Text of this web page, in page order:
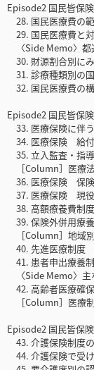
Episode2 国民皆保
28. 国民医療費の
29. 国民医療費と
〈Side Memo〉都
30. 財源割合別に
31. 診療種類別の
32. 国民医療費の
Episode2 国民皆保
33. 医療保険に伴
34. 医療保険 給
35. 立入監査・指
［Column］医療
36. 医療保険 保険
37. 医療保険 現役
38. 高額療養費制
39. 保険外併用療
［Column］地域
40. 先進医療制度
41. 患者申出療養
〈Side Memo〉主
42. 高齢者医療確
［Column］医療
Episode2 国民皆保
43. 介護保険制度
44. 介護保険で受